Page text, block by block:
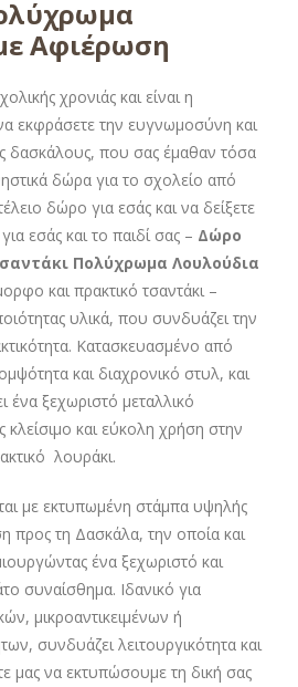
Αφιέρωση
χρονιάς και είναι η
εκφράσετε την ευγνωμοσύνη και
δασκάλους, που σας έμαθαν τόσα
δώρα για το σχολείο από
δώρο για εσάς και να δείξετε
εσάς και το παιδί σας – Δώρο
Πολύχρωμα Λουλούδια
και πρακτικό τσαντάκι –
υλικά, που συνδυάζει την
Κατασκευασμένο από
και διαχρονικό στυλ, και
ένα ξεχωριστό μεταλλικό
και εύκολη χρήση στην
λουράκι.
με εκτυπωμένη στάμπα υψηλής
προς τη Δασκάλα, την οποία και
ένα ξεχωριστό και
συναίσθημα. Ιδανικό για
μικροαντικειμένων ή
συνδυάζει λειτουργικότητα και
μας να εκτυπώσουμε τη δική σας